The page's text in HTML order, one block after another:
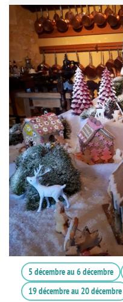
5 décembreau6 décembre
19 décembreau 20 décembre